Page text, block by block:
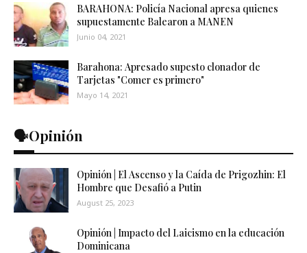
BARAHONA: Policía Nacional apresa quienes
supuestamente Balearon a MANEN
Junio 04, 2021
Barahona: Apresado supesto clonador de
Tarjetas "Comer es primero"
Mayo 14, 2021
🗣️Opinión
Opinión | El Ascenso y la Caída de Prigozhin: El
Hombre que Desafió a Putin
August 25, 2023
Opinión | Impacto del Laicismo en la educación
Dominicana